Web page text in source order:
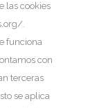
las cookies
.
funciona
con
terceras
se aplica